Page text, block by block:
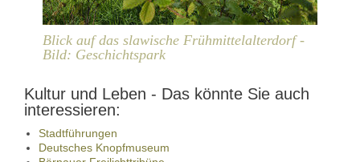
Blick auf das slawische Frühmittelalterdorf -
Bild: Geschichtspark
Kultur und Leben - Das könnte Sie auch
interessieren:
Stadtführungen
Deutsches Knopfmuseum